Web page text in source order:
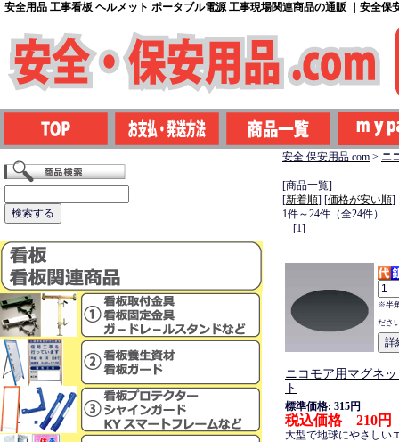
安全用品 工事看板 ヘルメット ポータブル電源 工事現場関連商品の通販 ｜安全保
安全 保安用品.com > ニ
[商品一覧]
[新着順] [価格が安い順]
1件～24件（全24件）
[1]
※半
ださ
ニコモア用マグネ
ト
標準価格: 315円
税込価格 210円
大型で地球にやさしい